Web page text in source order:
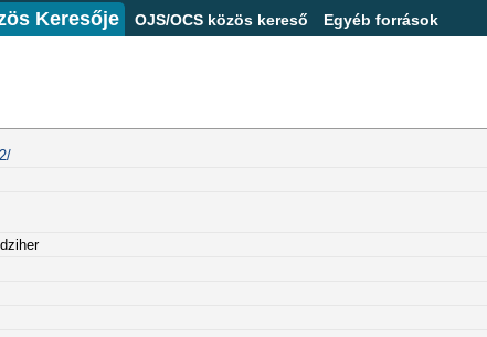
Keresője OJS/OCS közös kereső Egyéb források